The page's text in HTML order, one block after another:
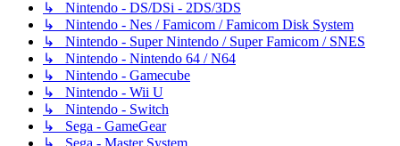
↳ Nintendo - DS/DSi - 2DS/3DS
↳ Nintendo - Nes / Famicom / Famicom Disk System
↳ Nintendo - Super Nintendo / Super Famicom / SNES
↳ Nintendo - Nintendo 64 / N64
↳ Nintendo - Gamecube
↳ Nintendo - Wii U
↳ Nintendo - Switch
↳ Sega - GameGear